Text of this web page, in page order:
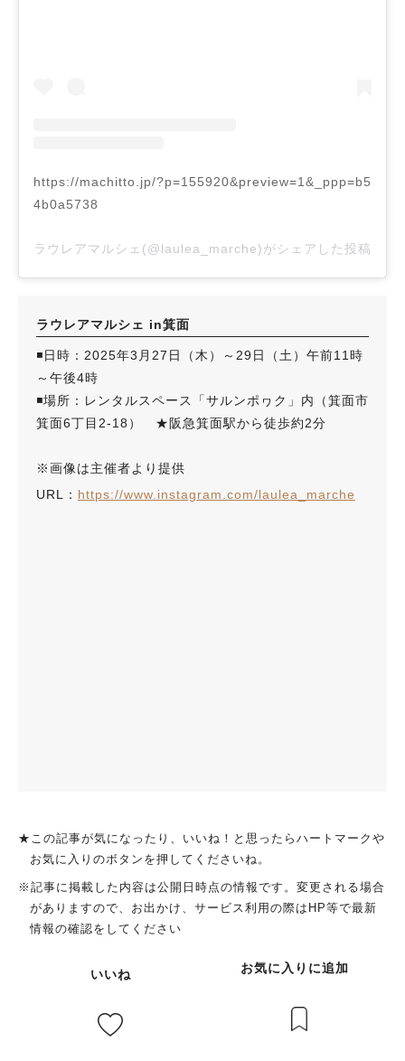
https://machitto.jp/?p=155920&preview=1&_ppp=b5
4b0a5738
ラウレアマルシェ(@laulea_marche)がシェアした投稿
ラウレアマルシェ in箕面
◾️日時：2025年3月27日（木）～29日（土）午前11時
～午後4時
◾️場所：レンタルスペース「サルンポヮク」内（箕面市
箕面6丁目2-18） ★阪急箕面駅から徒歩約2分
※画像は主催者より提供
URL： https://www.instagram.com/laulea_marche
★この記事が気になったり、いいね！と思ったらハートマークや
お気に入りのボタンを押してくださいね。
※記事に掲載した内容は公開日時点の情報です。変更される場合
がありますので、お出かけ、サービス利用の際はHP等で最新
情報の確認をしてください
いいね お気に入りに追加